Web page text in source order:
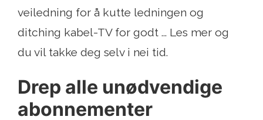
veiledning for å kutte ledningen og
ditching kabel-TV for godt ... Les mer og
du vil takke deg selv i nei tid.
Drep alle unødvendige
abonnementer